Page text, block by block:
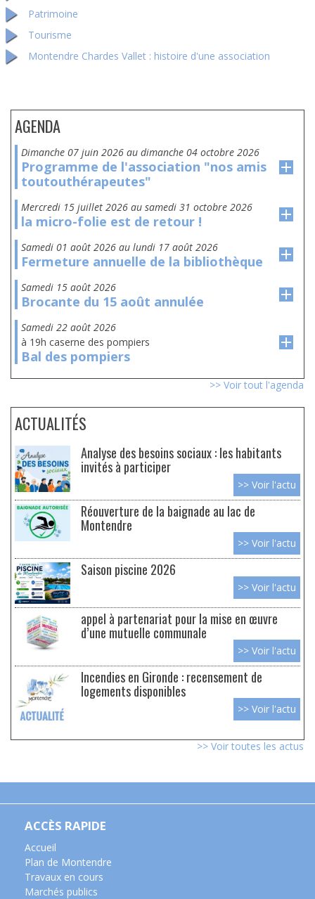
Patrimoine
Tourisme
Montendre Chardes Vallet : histoire d'une association
AGENDA
dimanche 07 juin 2026 au dimanche 04 octobre 2026
Programme de l'association "nos amis
toutouthérapeutes"
mercredi 15 juillet 2026 au samedi 31 octobre 2026
la micro-folie est de retour !
samedi 01 août 2026 au lundi 17 août 2026
Fermeture annuelle de la bibliothèque
samedi 15 août 2026
Brocante du 15 août annulée
samedi 22 août 2026
à 19h caserne des pompiers
Bal des pompiers
>> Voir tout l'agenda
ACTUALITÉS
Analyse des besoins sociaux : les habitants
invités à participer
>> Voir l'actu
Réouverture de la baignade au lac de
Montendre
>> Voir l'actu
Saison piscine 2026
>> Voir l'actu
appel à partenariat pour la mise en œuvre
d’une mutuelle communale
>> Voir l'actu
Incendies en Gironde : recensement de
logements disponibles
>> Voir l'actu
>> Voir toutes les actus
ACCÈS RAPIDE
Accueil
Plan de Montendre
Travaux en cours
Marchés publics